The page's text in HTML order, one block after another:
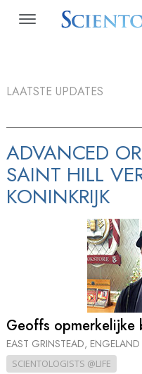
LAATSTE UPDATES
ADVANCED
SAINT HILL
KONINKRIJK
Geoffs opmerkelijke
EAST GRINSTEAD, ENGELAND
SCIENTOLOGISTS @LIFE